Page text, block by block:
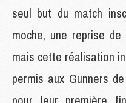
seul but du match
moche, une reprise
mais cette réalisation
permis aux Gunners